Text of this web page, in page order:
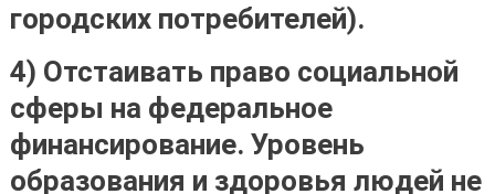
городских потребителей).
4) Отстаивать право социальной
сферы на федеральное
финансирование. Уровень
образования и здоровья людей не